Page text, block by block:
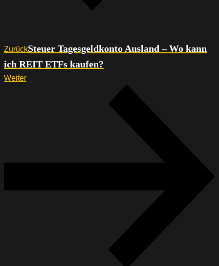
ZurückSteuer Tagesgeldkonto Ausland – Wo kann
ich REIT ETFs kaufen?
Weiter